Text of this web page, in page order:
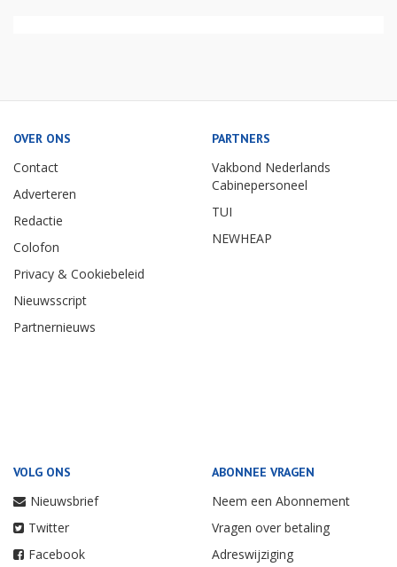
OVER ONS
Contact
Adverteren
Redactie
Colofon
Privacy & Cookiebeleid
Nieuwsscript
Partnernieuws
PARTNERS
Vakbond Nederlands
Cabinepersoneel
TUI
NEWHEAP
VOLG ONS
Nieuwsbrief
Twitter
Facebook
ABONNEE VRAGEN
Neem een Abonnement
Vragen over betaling
Adreswijziging